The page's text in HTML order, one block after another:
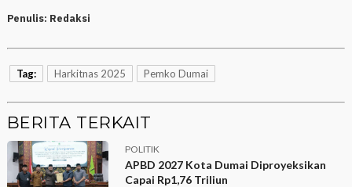
Penulis: Redaksi
Tag: Harkitnas 2025 Pemko Dumai
BERITA TERKAIT
POLITIK
APBD 2027 Kota Dumai Diproyeksikan
Capai Rp1,76 Triliun